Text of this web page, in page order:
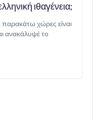
ιθαγένεια;
παρακάτω χώρες είναι
ανακάλυψέ το